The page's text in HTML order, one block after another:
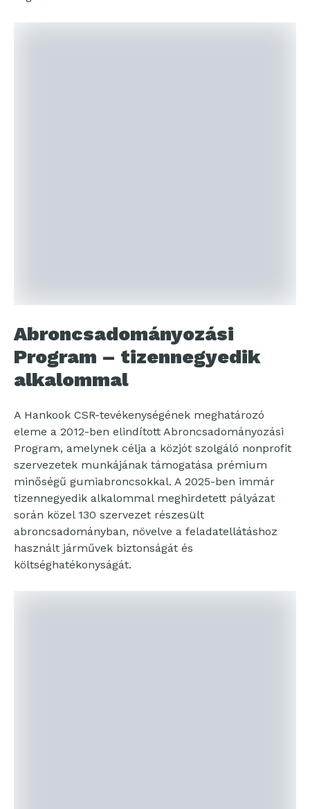
Abroncsadományozási
Program – tizennegyedik
alkalommal
A Hankook CSR-tevékenységének meghatározó
eleme a 2012-ben elindított Abroncsadományozási
Program, amelynek célja a közjót szolgáló nonprofit
szervezetek munkájának támogatása prémium
minőségű gumiabroncsokkal. A 2025-ben immár
tizennegyedik alkalommal meghirdetett pályázat
során közel 130 szervezet részesült
abroncsadományban, növelve a feladatellátáshoz
használt járművek biztonságát és
költséghatékonyságát.